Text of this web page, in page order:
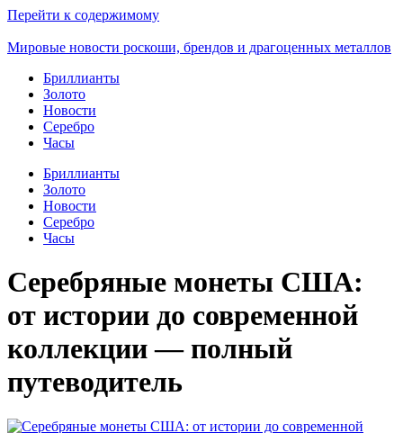
Перейти к содержимому
Мировые новости роскоши, брендов и драгоценных металлов
Бриллианты
Золото
Новости
Серебро
Часы
Бриллианты
Золото
Новости
Серебро
Часы
Серебряные монеты США:
от истории до современной
коллекции — полный
путеводитель